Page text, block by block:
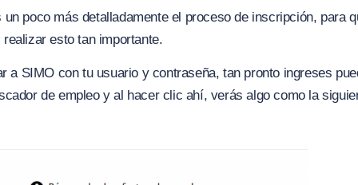
poco más detalladamente el proceso de inscripción, para
esto tan importante.
a SIMO con tu usuario y contraseña, tan pronto ingreses
de empleo y al hacer clic ahí, verás algo como la